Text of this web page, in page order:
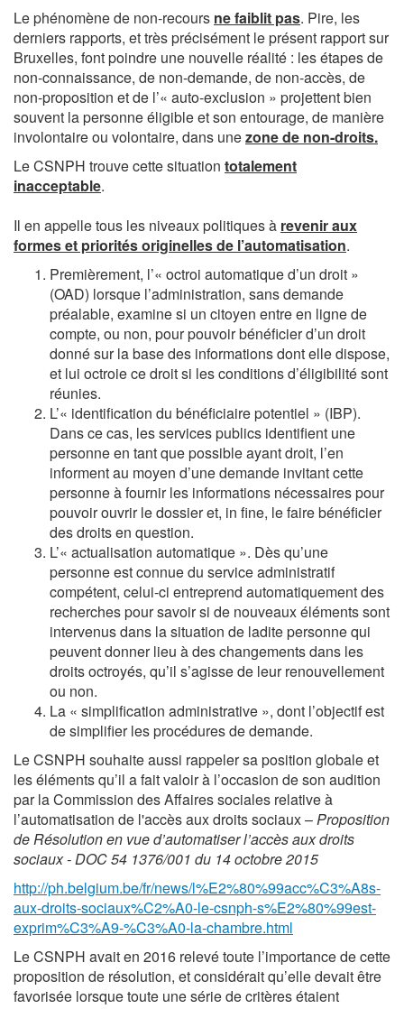
Le phénomène de non-recours ne faiblit pas. Pire, les
derniers rapports, et très précisément le présent rapport sur
Bruxelles, font poindre une nouvelle réalité : les étapes de
non-connaissance, de non-demande, de non-accès, de
non-proposition et de l’« auto-exclusion » projettent bien
souvent la personne éligible et son entourage, de manière
involontaire ou volontaire, dans unezone de non-droits.
Le CSNPH trouve cette situation totalement
inacceptable.
Il en appelle tous les niveaux politiques à revenir aux
formes et priorités originelles de l’automatisation.
Premièrement, l’« octroi automatique d’un droit »
(OAD) lorsque l’administration, sans demande
préalable, examine si un citoyen entre en ligne de
compte, ou non, pour pouvoir bénéficier d’un droit
donné sur la base des informations dont elle dispose,
et lui octroie ce droit si les conditions d’éligibilité sont
réunies.
L’« identification du bénéficiaire potentiel » (IBP).
Dans ce cas, les services publics identifient une
personne en tant que possible ayant droit, l’en
informent au moyen d’une demande invitant cette
personne à fournir les informations nécessaires pour
pouvoir ouvrir le dossier et, in fine, le faire bénéficier
des droits en question.
L’« actualisation automatique ». Dès qu’une
personne est connue du service administratif
compétent, celui-ci entreprend automatiquement des
recherches pour savoir si de nouveaux éléments sont
intervenus dans la situation de ladite personne qui
peuvent donner lieu à des changements dans les
droits octroyés, qu’il s’agisse de leur renouvellement
ou non.
La « simplification administrative », dont l’objectif est
de simplifier les procédures de demande.
Le CSNPH souhaite aussi rappeler sa position globale et
les éléments qu’il a fait valoir à l’occasion de son audition
par la Commission des Affaires sociales relative à
l’automatisation de l'accès aux droits sociaux –Proposition
de Résolution en vue d’automatiser l’accès aux droits
sociaux - DOC 54 1376/001 du 14 octobre 2015
http://ph.belgium.be/fr/news/l%E2%80%99acc%C3%A8s-
aux-droits-sociaux%C2%A0-le-csnph-s%E2%80%99est-
exprim%C3%A9-%C3%A0-la-chambre.html
Le CSNPH avait en 2016 relevé toute l’importance de cette
proposition de résolution, et considérait qu’elle devait être
favorisée lorsque toute une série de critères étaient